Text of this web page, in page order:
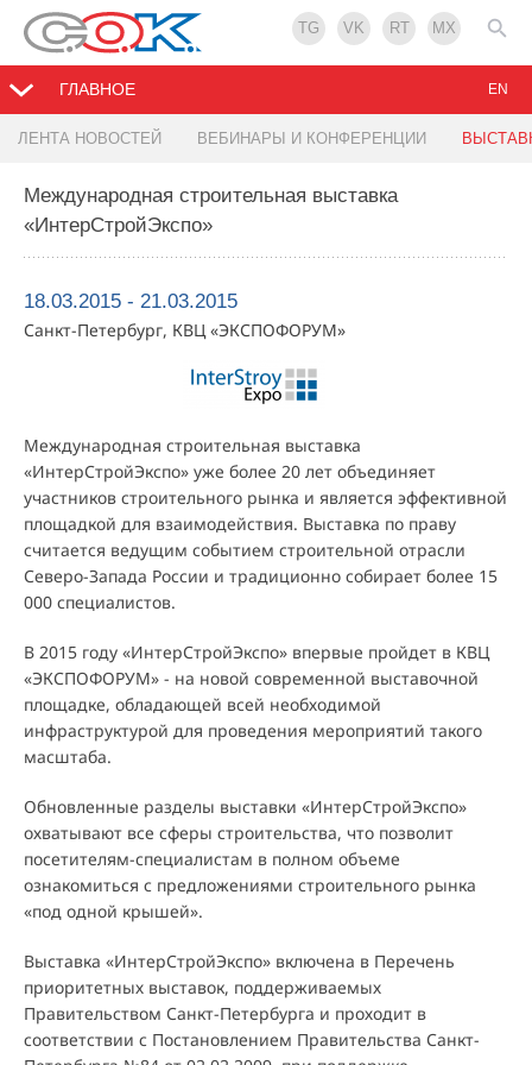
TG VK RT MX
ГЛАВНОЕ
ЛЕНТА НОВОСТЕЙ ВЕБИНАРЫ И КОНФЕРЕНЦИИ
EN
Международная строительная выставка
«ИнтерСтройЭкспо»
18.03.2015 - 21.03.2015
Санкт-Петербург, КВЦ «ЭКСПОФОРУМ»
Международная строительная выставка
«ИнтерСтройЭкспо» уже более 20 лет объединяет
участников строительного рынка и является эффективной
площадкой для взаимодействия. Выставка по праву
считается ведущим событием строительной отрасли
Северо-Запада России и традиционно собирает более 15
000 специалистов.
В 2015 году «ИнтерСтройЭкспо» впервые пройдет в КВЦ
«ЭКСПОФОРУМ» - на новой современной выставочной
площадке, обладающей всей необходимой
инфраструктурой для проведения мероприятий такого
масштаба.
Обновленные разделы выставки «ИнтерСтройЭкспо»
охватывают все сферы строительства, что позволит
посетителям-специалистам в полном объеме
ознакомиться с предложениями строительного рынка
«под одной крышей».
Выставка «ИнтерСтройЭкспо» включена в Перечень
приоритетных выставок, поддерживаемых
Правительством Санкт-Петербурга и проходит в
соответствии с Постановлением Правительства Санкт-